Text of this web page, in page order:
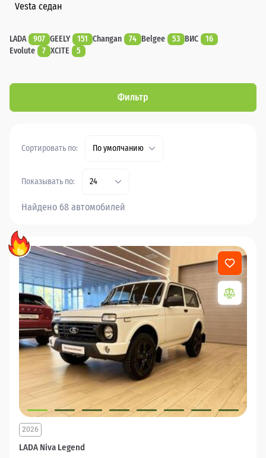
Vesta седан
LADA 907 GEELY 151 Changan 74 Belgee 53 ВИС
16
Evolute
7 XCITE 5
Фильтр
Сортировать по: По умолчанию
Показывать по: 24
Найдено 68 автомобилей
LADA Niva Legend
2026